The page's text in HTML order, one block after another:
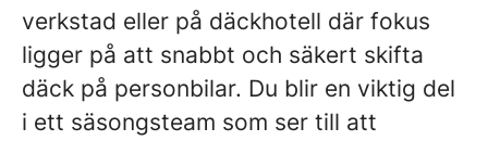
verkstad eller på däckhotell där fokus
ligger på att snabbt och säkert skifta
däck på personbilar. Du blir en viktig del
i ett säsongsteam som ser till att